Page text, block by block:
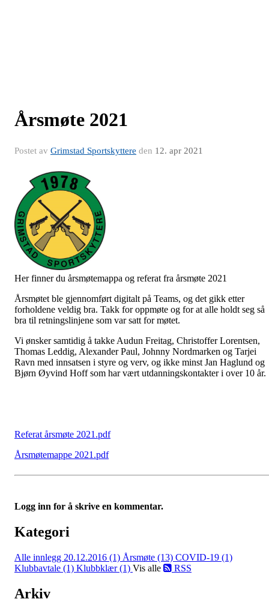
Årsmøte 2021
Postet av Grimstad Sportskyttere den 12. apr 2021
Her finner du årsmøtemappa og referat fra årsmøte 2021
Årsmøtet ble gjennomført digitalt på Teams, og det gikk etter
forholdene veldig bra. Takk for oppmøte og for at alle holdt seg så
bra til retningslinjene som var satt for møtet.
Vi ønsker samtidig å takke Audun Freitag, Christoffer Lorentsen,
Thomas Leddig, Alexander Paul, Johnny Nordmarken og Tarjei
Ravn med innsatsen i styre og verv, og ikke minst Jan Haglund og
Bjørn Øyvind Hoff som har vært utdanningskontakter i over 10 år.
Referat årsmøte 2021.pdf
Årsmøtemappe 2021.pdf
Logg inn for å skrive en kommentar.
Kategori
Alle innlegg 20.12.2016 (1) Årsmøte (13) COVID-19 (1)
Klubbavtale (1) Klubbklær (1) Vis alle RSS
Arkiv